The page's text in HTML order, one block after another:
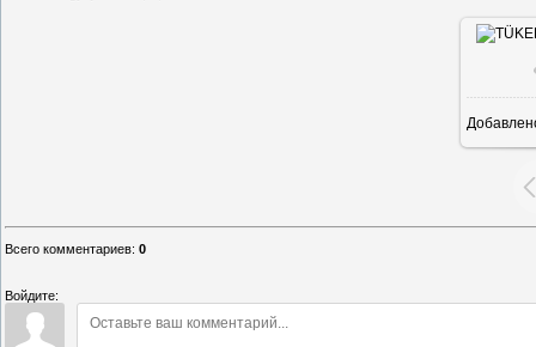
Всего комментариев: 0
Войдите: